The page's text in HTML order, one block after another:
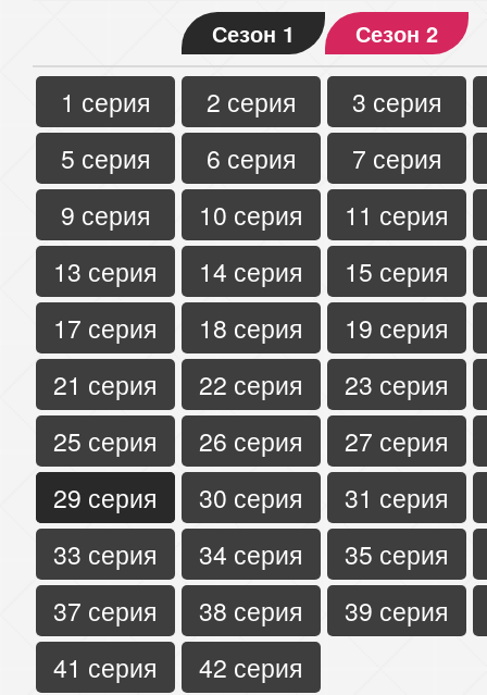
Сезон 1 Сезон 2
1 серия 2 серия
3 серия
5 серия
6 серия
7 серия
9 серия
10 серия
11 серия
13 серия
14 серия
15 серия
17 серия
18 серия
19 серия
21 серия
22 серия
23 серия
25 серия
26 серия
27 серия
29 серия
30 серия
31 серия
33 серия
34 серия
35 серия
37 серия
38 серия
39 серия
41 серия
42 серия